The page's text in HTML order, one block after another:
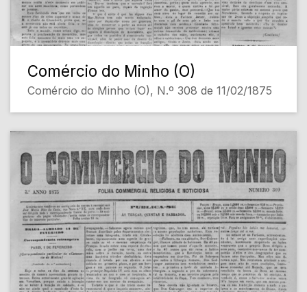
Comércio do Minho (O)
Comércio do Minho (O), N.º 308 de 11/02/1875